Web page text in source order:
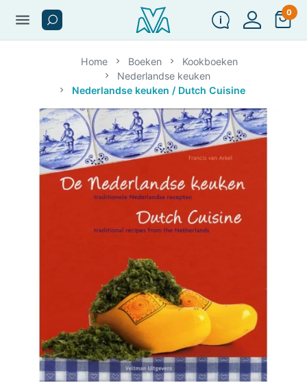
menu 0
Home Boeken
Kookboeken
Nederlandse keuken
Nederlandse keuken / Dutch Cuisine